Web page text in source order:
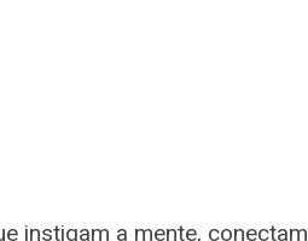
instigam a mente, conectam